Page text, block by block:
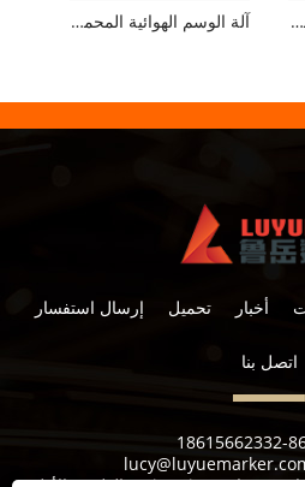
آلة الوسم الهوائية المحمولة للأنابيب آلة الوسم المحمولة للشفاه
أخبار تحميل إرسال استفسار
اتصل بنا